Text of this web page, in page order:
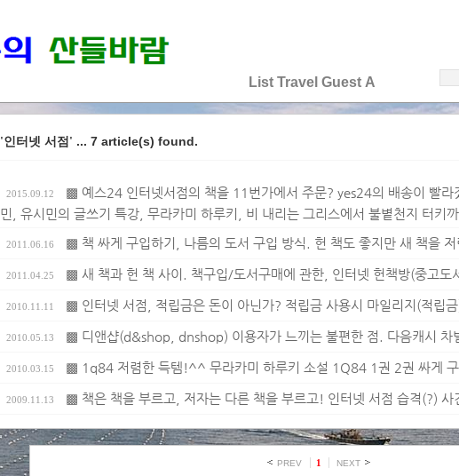
List Travel Guest A
'인터넷 서점' ... 7 article(s) found.
2015.09.12 ▩ 예스24 인터넷서점의 책을 11번가에서 주문? yes24의 배송이 빨라
민, 유시민의 글쓰기 특강, 무라카미 하루키, 비 내리는 그리스에서 불볕천지 터키
2011.06.16 ▩ 책 싸게 구입하기, 나름의 도서 구입 방식. 헌 책도 좋지만 새 책을
2011.04.25 ▩ 새 책과 헌 책 사이. 책구입/도서구매에 관한, 인터넷 헌책방(중고
2010.11.11 ▩ 인터넷 서점, 적립금은 돈이 아닌가? 적립금 사용시 마일리지(적립
2010.05.13 ▩ 디앤샵(d&shop, dnshop) 이용자가 느끼는 불편한 점. 다음캐시 차
2010.03.15 ▩ 1q84 저렴한 득템!^^ 무라카미 하루키 소설 1Q84 1권 2권 싸게
2009.11.13 ▩ 책은 책을 부르고, 저자는 다른 책을 부르고! 인터넷 서점 습격(?)
PREV 1 NEXT